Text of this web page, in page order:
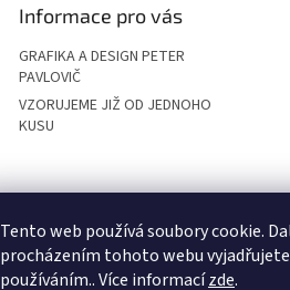
Tento web používá soubory cookie.
procházením tohoto webu
používáním.. Více informacízde.
Informace pro vás
GRAFIKA A DESIGN PETER
PAVLOVIČ
VZORUJEME JIŽ OD JEDNOHO
KUSU